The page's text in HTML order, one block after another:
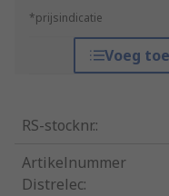
*prijsindicatie
Voeg
RS-stocknr.:
Artikelnummer
Distrelec: